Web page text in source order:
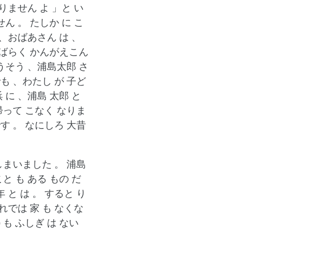
ません よ 」と い
。
たしか に こ
おばあさん は 、
らく かんがえこん
う 、浦島太郎 さ
、わたし が 子ど
に 、浦島 太郎 と
て こなく なりま
。
なにしろ 大昔
いました 。
浦島
と も ある もの だ
は 。
すると り
では 家 も なくな
ふしぎ は ない